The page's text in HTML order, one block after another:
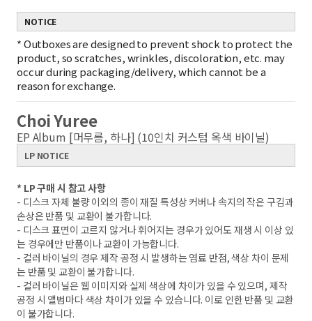
NOTICE
*Outboxes are designed to prevent shock to protect the
product, so scratches, wrinkles, discoloration, etc. may
occur during packaging/delivery, which cannot be a
reason for exchange.
Choi Yuree
EP Album [머무름, 하나] (10인치 커스텀 옥색 바이닐)
LP NOTICE
* LP 구매 시 참고 사항
- 디스크 자체 불량 이외의 종이 재질 특성상 커버나 속지의 작은 구김과
손상은 반품 및 교환이 불가합니다.
- 디스크 표면이 고르지 않거나 휘어지는 경우가 있어도 재생 시 이상 있
는 경우에만 반품이나 교환이 가능합니다.
- 컬러 바이닐의 경우 제작 공정 시 발생하는 염료 반점, 색상 차이 문제
는 반품 및 교환이 불가합니다.
- 컬러 바이닐은 웹 이미지와 실제 색상에 차이가 있을 수 있으며, 제작
공정 시 앨범마다 색상 차이가 있을 수 있습니다. 이로 인한 반품 및 교환
이 불가합니다.